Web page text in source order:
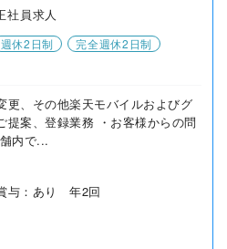
社員求人
週休2日制
完全週休2日制
更、その他楽天モバイルおよびグ
提案、登録業務 ・お客様からの問
内で...
与：あり 年2回